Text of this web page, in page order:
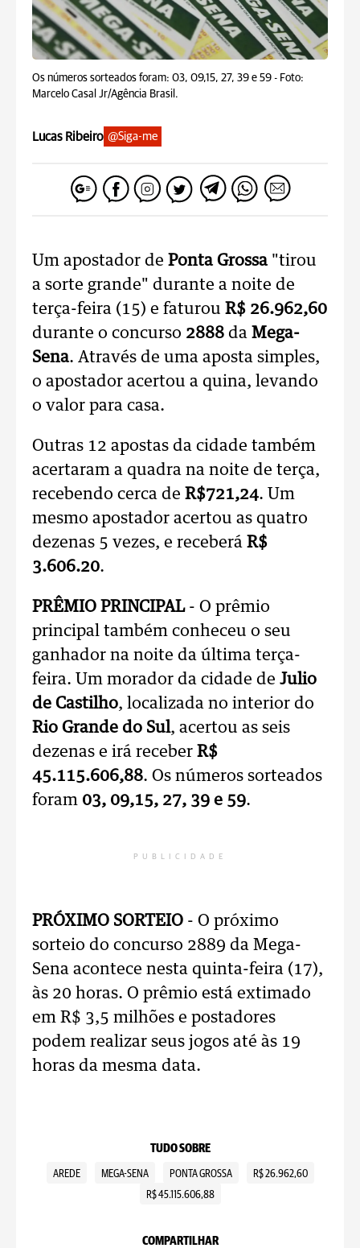
Os números sorteados foram: 03, 09,15, 27, 39 e 59 - Foto:
Marcelo Casal Jr/Agência Brasil.
Lucas Ribeiro @Siga-me
Um apostador de Ponta Grossa"tirou
a sorte grande" durante a noite de
terça-feira (15) e faturou R$ 26.962,60
durante o concurso 2888 da Mega-
Sena. Através de uma aposta simples,
o apostador acertou a quina, levando
o valor para casa.
Outras 12 apostas da cidade também
acertaram a quadra na noite de terça,
recebendo cerca de R$721,24. Um
mesmo apostador acertou as quatro
dezenas 5 vezes, e receberá R$
3.606.20.
PRÊMIO PRINCIPAL- O prêmio
principal também conheceu o seu
ganhador na noite da última terça-
feira. Um morador da cidade de Julio
de Castilho, localizada no interior do
Rio Grande do Sul, acertou as seis
dezenas e irá receber R$
45.115.606,88. Os números sorteados
foram 03, 09,15, 27, 39 e 59.
PUBLICIDADE
PRÓXIMO SORTEIO - O próximo
sorteio do concurso 2889 da Mega-
Sena acontece nesta quinta-feira (17),
às 20 horas. O prêmio está extimado
em R$ 3,5 milhões e postadores
podem realizar seus jogos até às 19
horas da mesma data.
TUDO SOBRE
AREDE MEGA-SENA PONTA GROSSA
R$ 26.962,60
R$ 45.115.606,88
COMPARTILHAR